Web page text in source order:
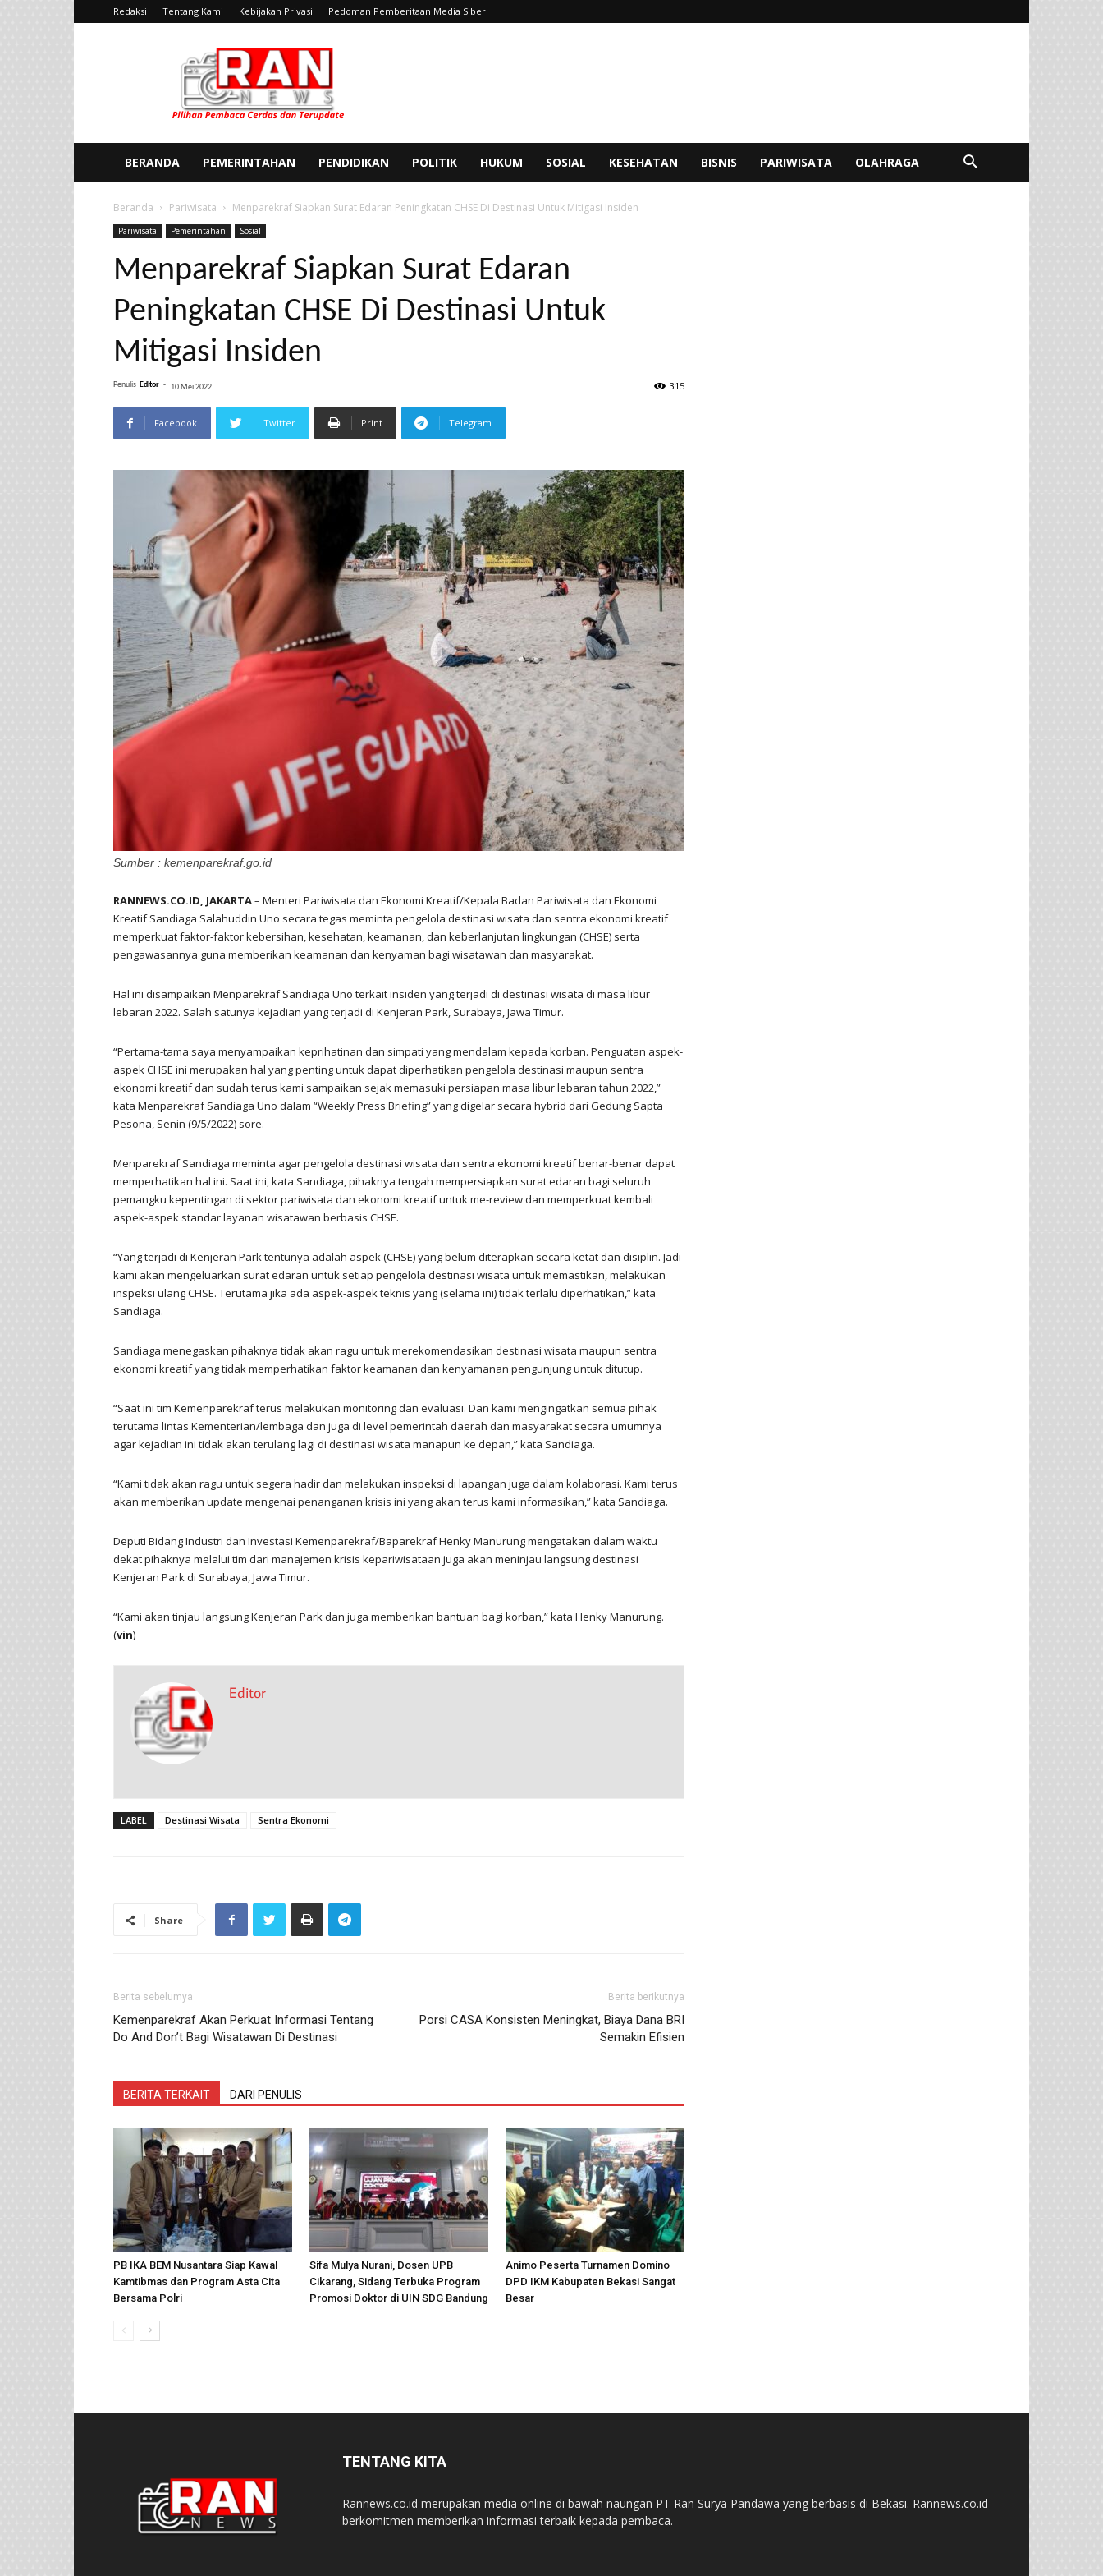
Redaksi Tentang Kami Kebijakan Privasi Pedoman Pemberitaan Media Siber
News
BERANDA PEMERINTAHAN PENDIDIKAN POLITIK HUKUM SOSIAL KESEHATAN BISNIS PARIWISATA OLAHRAGA
Beranda Pariwisata Menparekraf Siapkan Surat Edaran Peningkatan CHSE Di Destinasi Untuk Mitigasi Insiden
Pariwisata Pemerintahan Sosial
Menparekraf Siapkan Surat Edaran
Peningkatan CHSE Di Destinasi Untuk
Mitigasi Insiden
Penulis Editor - 10 Mei 2022 315
Facebook Twitter Print Telegram
Sumber : kemenparekraf.go.id
RANNEWS.CO.ID, JAKARTA– Menteri Pariwisata dan Ekonomi Kreatif/Kepala Badan Pariwisata dan Ekonomi
Kreatif Sandiaga Salahuddin Uno secara tegas meminta pengelola destinasi wisata dan sentra ekonomi kreatif
memperkuat faktor-faktor kebersihan, kesehatan, keamanan, dan keberlanjutan lingkungan (CHSE) serta
pengawasannya guna memberikan keamanan dan kenyaman bagi wisatawan dan masyarakat.
Hal ini disampaikan Menparekraf Sandiaga Uno terkait insiden yang terjadi di destinasi wisata di masa libur
lebaran 2022. Salah satunya kejadian yang terjadi di Kenjeran Park, Surabaya, Jawa Timur.
“Pertama-tama saya menyampaikan keprihatinan dan simpati yang mendalam kepada korban. Penguatan aspek-
aspek CHSE ini merupakan hal yang penting untuk dapat diperhatikan pengelola destinasi maupun sentra
ekonomi kreatif dan sudah terus kami sampaikan sejak memasuki persiapan masa libur lebaran tahun 2022,”
kata Menparekraf Sandiaga Uno dalam “Weekly Press Briefing” yang digelar secara hybrid dari Gedung Sapta
Pesona, Senin (9/5/2022) sore.
Menparekraf Sandiaga meminta agar pengelola destinasi wisata dan sentra ekonomi kreatif benar-benar dapat
memperhatikan hal ini. Saat ini, kata Sandiaga, pihaknya tengah mempersiapkan surat edaran bagi seluruh
pemangku kepentingan di sektor pariwisata dan ekonomi kreatif untuk me-review dan memperkuat kembali
aspek-aspek standar layanan wisatawan berbasis CHSE.
“Yang terjadi di Kenjeran Park tentunya adalah aspek (CHSE) yang belum diterapkan secara ketat dan disiplin. Jadi
kami akan mengeluarkan surat edaran untuk setiap pengelola destinasi wisata untuk memastikan, melakukan
inspeksi ulang CHSE. Terutama jika ada aspek-aspek teknis yang (selama ini) tidak terlalu diperhatikan,” kata
Sandiaga.
Sandiaga menegaskan pihaknya tidak akan ragu untuk merekomendasikan destinasi wisata maupun sentra
ekonomi kreatif yang tidak memperhatikan faktor keamanan dan kenyamanan pengunjung untuk ditutup.
“Saat ini tim Kemenparekraf terus melakukan monitoring dan evaluasi. Dan kami mengingatkan semua pihak
terutama lintas Kementerian/lembaga dan juga di level pemerintah daerah dan masyarakat secara umumnya
agar kejadian ini tidak akan terulang lagi di destinasi wisata manapun ke depan,” kata Sandiaga.
“Kami tidak akan ragu untuk segera hadir dan melakukan inspeksi di lapangan juga dalam kolaborasi. Kami terus
akan memberikan update mengenai penanganan krisis ini yang akan terus kami informasikan,” kata Sandiaga.
Deputi Bidang Industri dan Investasi Kemenparekraf/Baparekraf Henky Manurung mengatakan dalam waktu
dekat pihaknya melalui tim dari manajemen krisis kepariwisataan juga akan meninjau langsung destinasi
Kenjeran Park di Surabaya, Jawa Timur.
“Kami akan tinjau langsung Kenjeran Park dan juga memberikan bantuan bagi korban,” kata Henky Manurung.
(vin)
Editor
LABEL Destinasi Wisata Sentra Ekonomi
Share
Berita sebelumya
Kemenparekraf Akan Perkuat Informasi Tentang
Do And Don’t Bagi Wisatawan Di Destinasi
Berita berikutnya
Porsi CASA Konsisten Meningkat, Biaya Dana BRI
Semakin Efisien
BERITA TERKAIT DARI PENULIS
PB IKA BEM Nusantara Siap Kawal
Kamtibmas dan Program Asta Cita
Bersama Polri
Sifa Mulya Nurani, Dosen UPB
Cikarang, Sidang Terbuka Program
Promosi Doktor di UIN SDG Bandung
Animo Peserta Turnamen Domino
DPD IKM Kabupaten Bekasi Sangat
Besar
TENTANG KITA
Rannews.co.id merupakan media online di bawah naungan PT Ran Surya Pandawa yang berbasis di Bekasi. Rannews.co.id
berkomitmen memberikan informasi terbaik kepada pembaca.